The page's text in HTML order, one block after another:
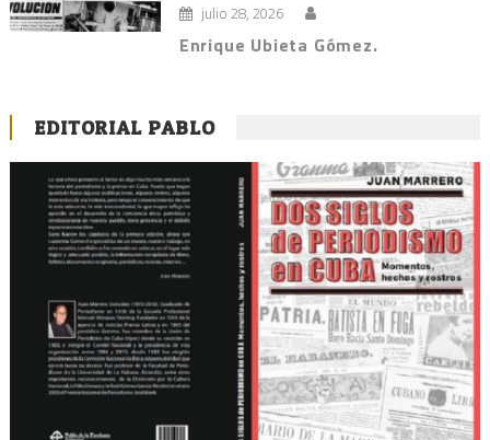
julio 28, 2026
Enrique Ubieta Gómez.
EDITORIAL PABLO